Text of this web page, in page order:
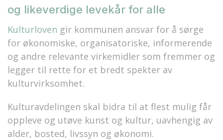
og likeverdige levekår for alle
Kulturloven gir kommunen ansvar for å sørge
for økonomiske, organisatoriske, informerende
og andre relevante virkemidler som fremmer og
legger til rette for et bredt spekter av
kulturvirksomhet.
Kulturavdelingen skal bidra til at flest mulig får
oppleve og utøve kunst og kultur, uavhengig av
alder, bosted, livssyn og økonomi.